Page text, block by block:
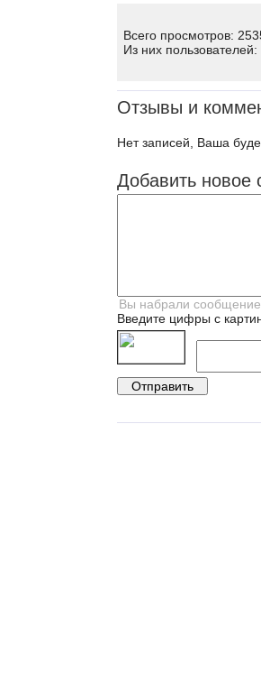
Всего просмотров:
Из них пользователей:
Отзывы и
Нет записей, Ваша
Добавить новое
Введите цифры с